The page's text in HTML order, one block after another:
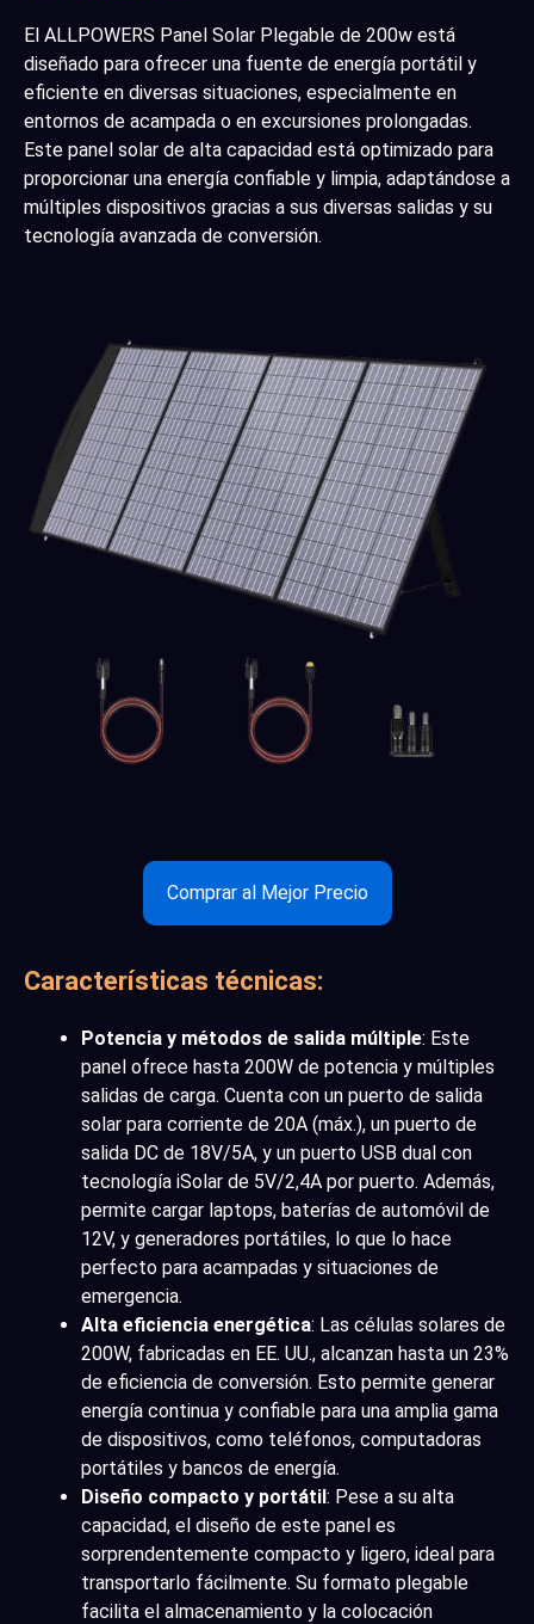
El ALLPOWERS Panel Solar Plegable de 200w está
diseñado para ofrecer una fuente de energía portátil y
eficiente en diversas situaciones, especialmente en
entornos de acampada o en excursiones prolongadas.
Este panel solar de alta capacidad está optimizado para
proporcionar una energía confiable y limpia, adaptándose a
múltiples dispositivos gracias a sus diversas salidas y su
tecnología avanzada de conversión.
Comprar al Mejor Precio
Características técnicas:
Potencia y métodos de salida múltiple: Este
panel ofrece hasta 200W de potencia y múltiples
salidas de carga. Cuenta con un puerto de salida
solar para corriente de 20A (máx.), un puerto de
salida DC de 18V/5A, y un puerto USB dual con
tecnología iSolar de 5V/2,4A por puerto. Además,
permite cargar laptops, baterías de automóvil de
12V, y generadores portátiles, lo que lo hace
perfecto para acampadas y situaciones de
emergencia.
Alta eficiencia energética: Las células solares de
200W, fabricadas en EE. UU., alcanzan hasta un 23%
de eficiencia de conversión. Esto permite generar
energía continua y confiable para una amplia gama
de dispositivos, como teléfonos, computadoras
portátiles y bancos de energía.
Diseño compacto y portátil: Pese a su alta
capacidad, el diseño de este panel es
sorprendentemente compacto y ligero, ideal para
transportarlo fácilmente. Su formato plegable
facilita el almacenamiento y la colocación